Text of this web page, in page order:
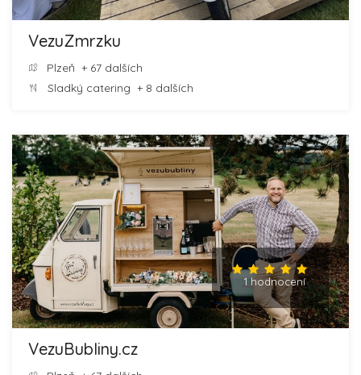
VezuZmrzku
Plzeň + 67 dalších
Sladký catering + 8 dalších
1 hodnocení
VezuBubliny.cz